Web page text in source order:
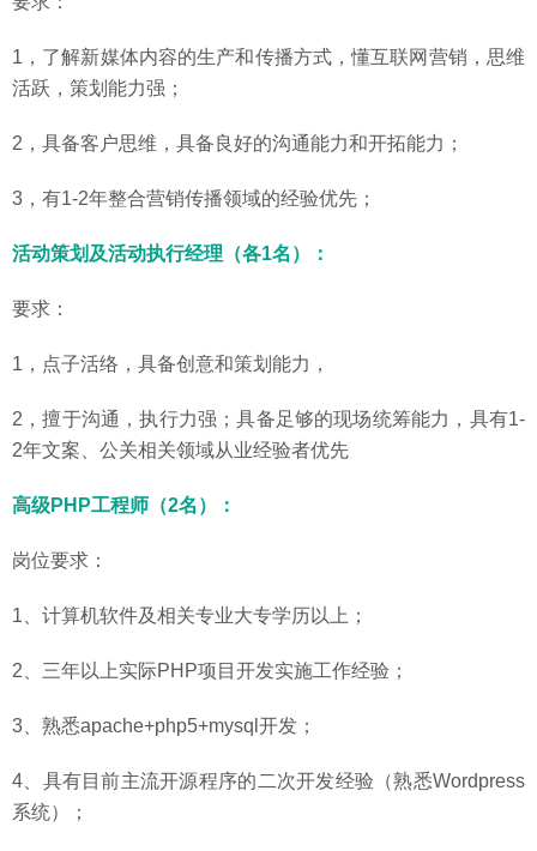
1，了解新媒体内容的生产和传播方式，懂互联网营销，思维
活跃，策划能力强；
2，具备客户思维，具备良好的沟通能力和开拓能力；
3，有1-2年整合营销传播领域的经验优先；
活动策划及活动执行经理（各1名）：
要求：
1，点子活络，具备创意和策划能力，
2，擅于沟通，执行力强；具备足够的现场统筹能力，具有1-
2年文案、公关相关领域从业经验者优先
高级PHP工程师（2名）：
岗位要求：
1、计算机软件及相关专业大专学历以上；
2、三年以上实际PHP项目开发实施工作经验；
3、熟悉apache+php5+mysql开发；
4、具有目前主流开源程序的二次开发经验（熟悉Wordpress
系统）；